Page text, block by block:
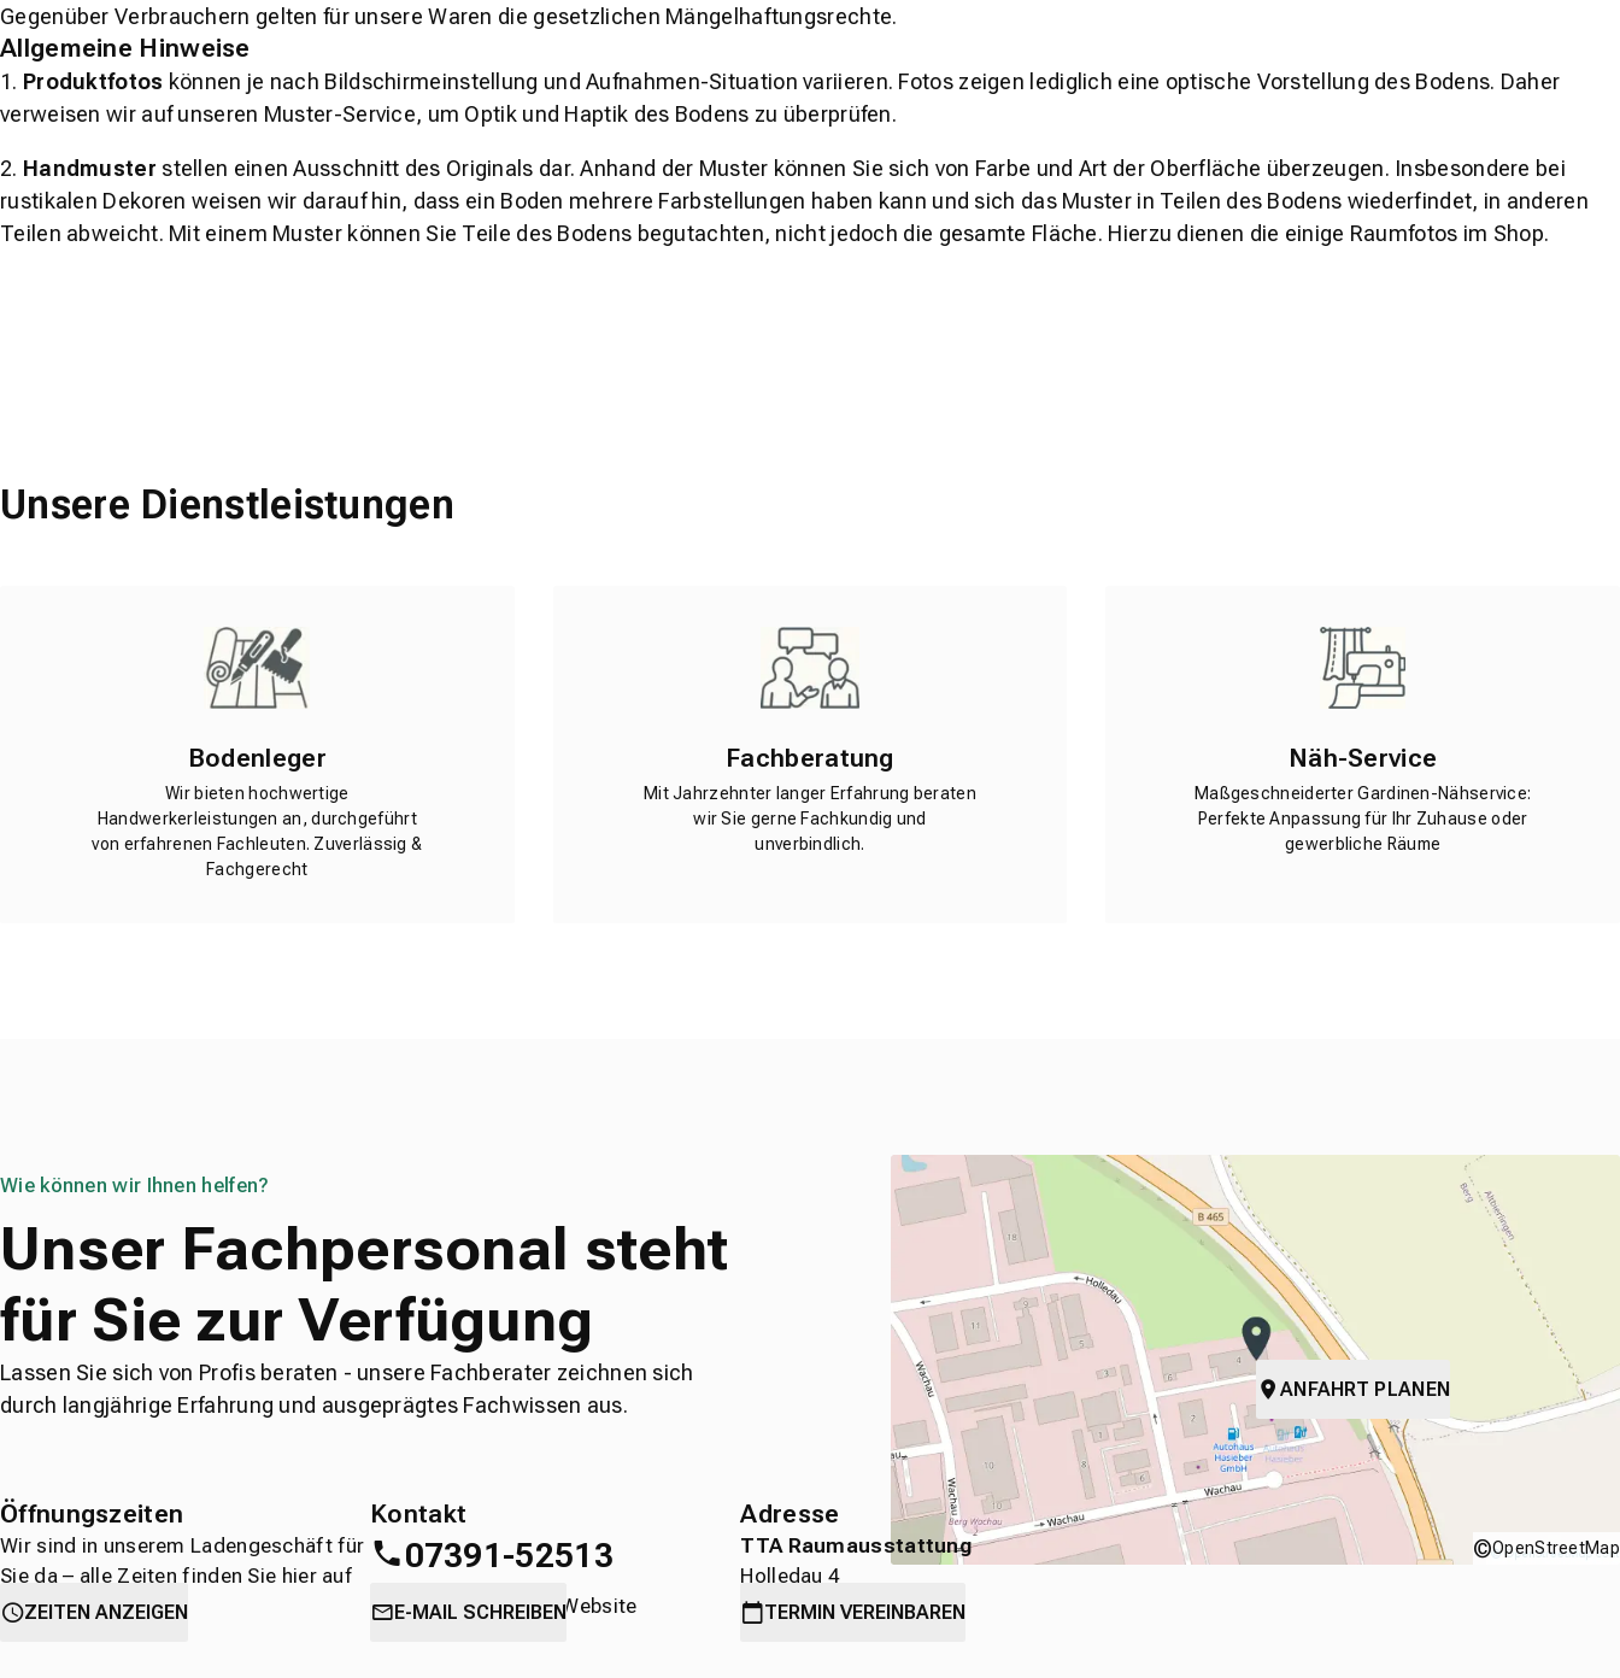
Gegenüber Verbrauchern gelten für unsere Waren die gesetzlichen Mängelhaftungsrechte.
Allgemeine Hinweise
1. Produktfotos können je nach Bildschirmeinstellung und Aufnahmen-Situation variieren. Fotos zeigen lediglich eine optische Vorstellung des Bodens. Daher
verweisen wir auf unseren Muster-Service, um Optik und Haptik des Bodens zu überprüfen.
2. Handmuster stellen einen Ausschnitt des Originals dar. Anhand der Muster können Sie sich von Farbe und Art der Oberfläche überzeugen. Insbesondere bei
rustikalen Dekoren weisen wir darauf hin, dass ein Boden mehrere Farbstellungen haben kann und sich das Muster in Teilen des Bodens wiederfindet, in anderen
Teilen abweicht. Mit einem Muster können Sie Teile des Bodens begutachten, nicht jedoch die gesamte Fläche. Hierzu dienen die einige Raumfotos im Shop.
Unsere Dienstleistungen
Bodenleger
Wir bieten hochwertige
Handwerkerleistungen an, durchgeführt
von erfahrenen Fachleuten. Zuverlässig &
Fachgerecht
Fachberatung
Mit Jahrzehnter langer Erfahrung beraten
wir Sie gerne Fachkundig und
unverbindlich.
Näh-Service
Maßgeschneiderter Gardinen-Nähservice:
Perfekte Anpassung für Ihr Zuhause oder
gewerbliche Räume
Wie können wir Ihnen helfen?
Unser Fachpersonal steht
für Sie zur Verfügung
Lassen Sie sich von Profis beraten - unsere Fachberater zeichnen sich
durch langjährige Erfahrung und ausgeprägtes Fachwissen aus.
Öffnungszeiten
Wir sind in unserem Ladengeschäft für
Sie da – alle Zeiten finden Sie hier auf
einen Blick.
ZEITEN ANZEIGEN
Kontakt
07391-52513
oderdirekt über die Website
E-MAIL SCHREIBEN
Adresse
TTA Raumausstattung
Holledau 4
89584 Ehingen
TERMIN VEREINBAREN
ANFAHRT PLANEN
©OpenStreetMap